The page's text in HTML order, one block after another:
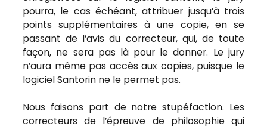
pourra, le cas échéant, attribuer jusqu’à trois
points supplémentaires à une copie, en se
passant de l’avis du correcteur, qui, de toute
façon, ne sera pas là pour le donner. Le jury
n’aura même pas accès aux copies, puisque le
logiciel Santorin ne le permet pas.
Nous faisons part de notre stupéfaction. Les
correcteurs de l’épreuve de philosophie qui